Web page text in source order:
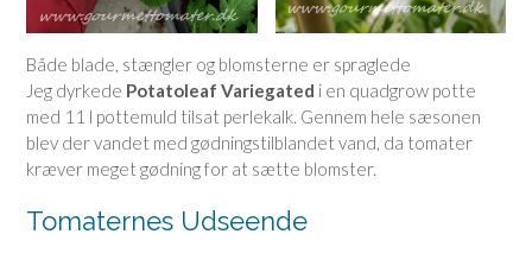
Både blade, stængler og blomsterne er spraglede
Jeg dyrkede Potatoleaf Variegated i en quadgrow potte
med 11 l pottemuld tilsat perlekalk. Gennem hele sæsonen
blev der vandet med gødningstilblandet vand, da tomater
kræver meget gødning for at sætte blomster.
Tomaternes Udseende